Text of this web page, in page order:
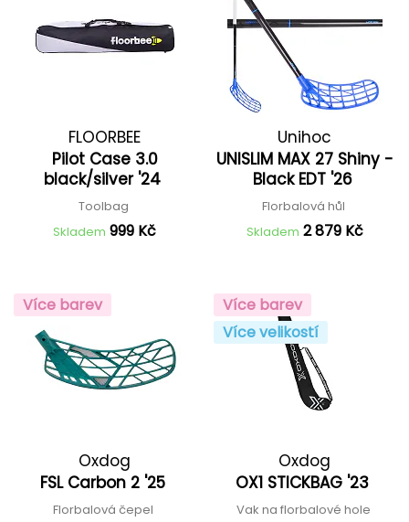
FLOORBEE
Pilot Case 3.0
black/silver '24
Toolbag
Skladem 999 Kč
Unihoc
UNISLIM MAX 27 Shiny -
Black EDT '26
Florbalová hůl
Skladem 2 879 Kč
Více barev
Oxdog
FSL Carbon 2 '25
Florbalová čepel
Více barev
Více velikostí
Oxdog
OX1 STICKBAG '23
Vak na florbalové hole